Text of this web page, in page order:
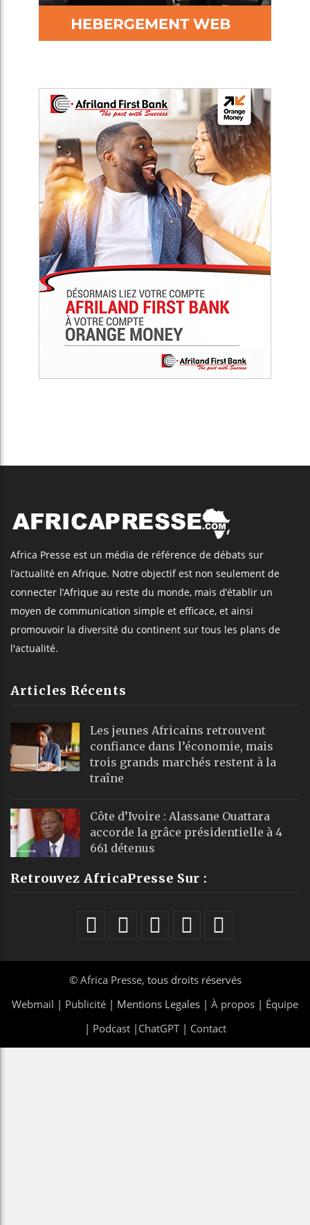
Africa Presse est un média de référence de débats sur
l’actualité en Afrique. Notre objectif est non seulement de
connecter l’Afrique au reste du monde, mais d’établir un
moyen de communication simple et efficace, et ainsi
promouvoir la diversité du continent sur tous les plans de
l'actualité.
Articles Récents
Les jeunes Africains retrouvent
confiance dans l’économie, mais
trois grands marchés restent à la
traîne
Côte d’Ivoire : Alassane Ouattara
accorde la grâce présidentielle à 4
661 détenus
Retrouvez AfricaPresse Sur :
© Africa Presse, tous droits réservés
Webmail | Publicité | Mentions Legales | À propos | Équipe
| Podcast| ChatGPT| Contact